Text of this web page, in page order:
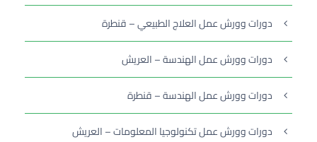
دورات وورش عمل العلاج الطبيعي – قنطرة
دورات وورش عمل الهندسة – العريش
دورات وورش عمل الهندسة – قنطرة
دورات وورش عمل تكنولوجيا المعلومات – العريش